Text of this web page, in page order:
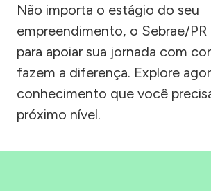
Não importa o estágio do seu
empreendimento, o Sebrae/PR
para apoiar sua jornada com
fazem a diferença. Explore
conhecimento que você
próximo nível.